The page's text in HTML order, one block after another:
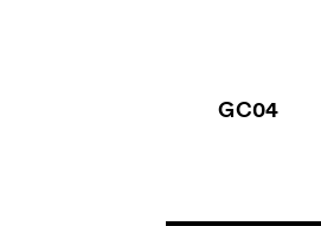
GC04